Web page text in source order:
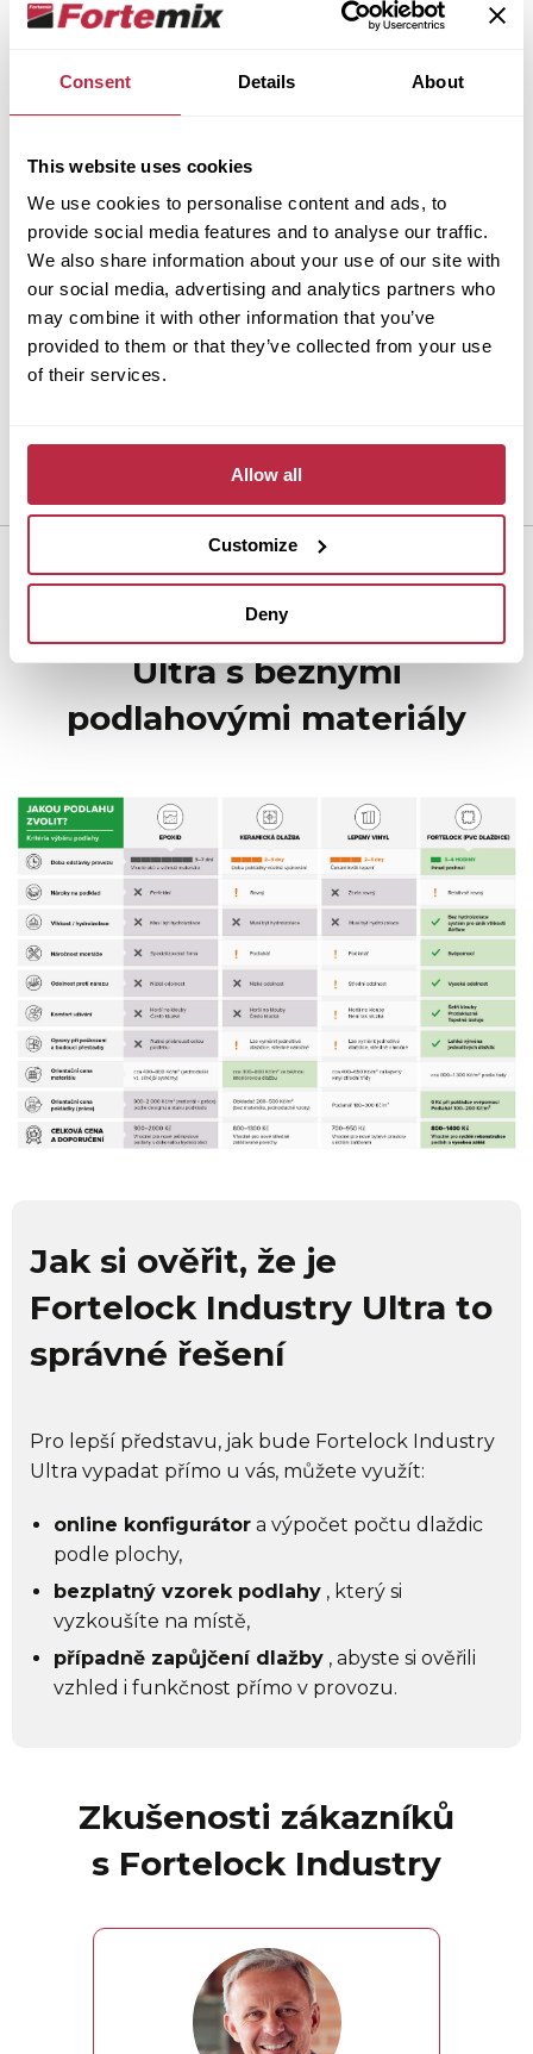
Consent Details About
This website uses cookies
We use cookies to personalise content and ads, to
provide social media features and to analyse our traffic.
We also share information about your use of our site with
our social media, advertising and analytics partners who
may combine it with other information that you’ve
provided to them or that they’ve collected from your use
of their services.
Allow all
Customize
Deny
Pokud chcete mít instalaci naprosto bez starostí,
dokončení podlahy.
Rychlé porovnání možností
Srovnání Fortelock Industry
Ultra s běžnými
podlahovými materiály
Jak si ověřit, že je
Fortelock Industry Ultra to
správné řešení
Pro lepší představu, jak bude Fortelock Industry
Ultra vypadat přímo u vás, můžete využít:
online konfigurátor a výpočet počtu dlaždic
podle plochy,
bezplatný vzorek podlahy , který si
vyzkoušíte na místě,
případně zapůjčení dlažby , abyste si ověřili
vzhled i funkčnost přímo v provozu.
Zkušenosti zákazníků
s Fortelock Industry